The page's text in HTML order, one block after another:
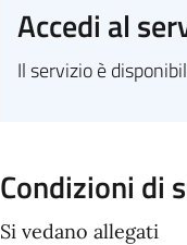
Accedi al
Il servizio è
Condizioni di
Si vedano allegati